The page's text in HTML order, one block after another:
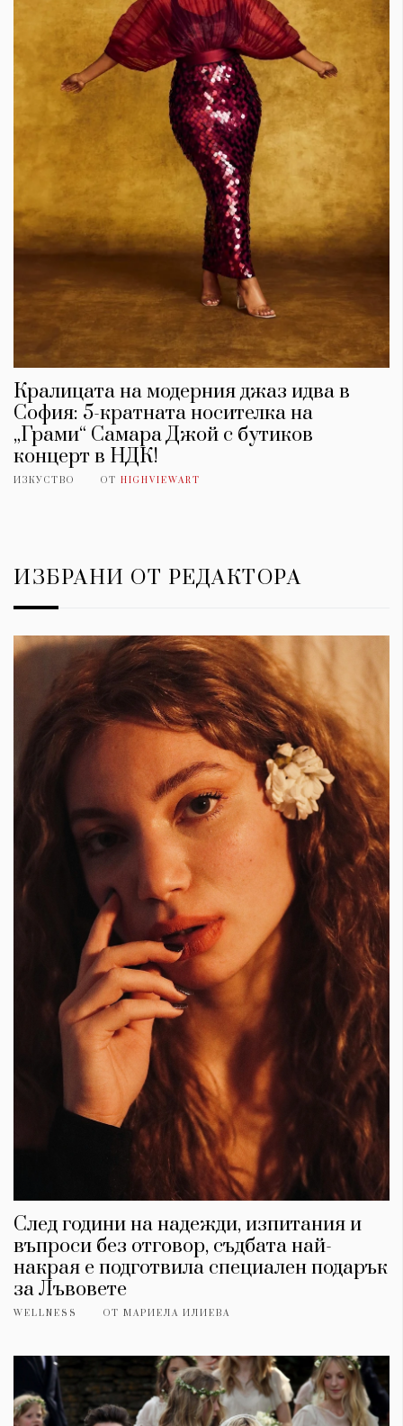
Кралицата на модерния джаз идва в
София: 5-кратната носителка на
„Грами“ Самара Джой с бутиков
концерт в НДК!
ИЗКУСТВО ОТ HIGHVIEWART
ИЗБРАНИ ОТ РЕДАКТОРА
След години на надежди, изпитания и
въпроси без отговор, съдбата най-
накрая е подготвила специален подарък
за Лъвовете
WELLNESS ОТ МАРИЕЛА ИЛИЕВА